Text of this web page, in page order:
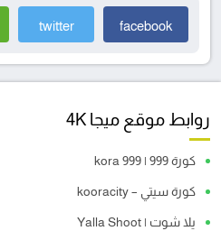
facebook
twitter
روابط موقع ميجا 4K
كورة 999 | kora 999
كورة سيتي – kooracity
يلا شوت | Yalla Shoot